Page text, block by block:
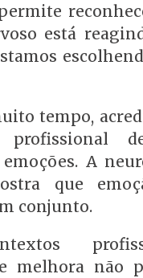
está
tempo,
profissional
A
que
conjunto.
melhora não